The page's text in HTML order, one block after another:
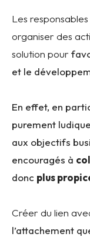
Les
organiser des
solution pour
et le
En effet, en
purement
aux objectifs
encouragés à
donc plus
Créer du lien
l’attachement